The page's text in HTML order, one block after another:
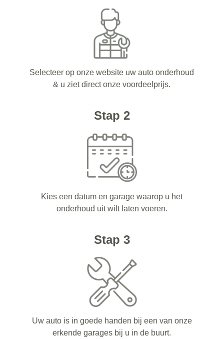
Selecteer op onze website uw auto onderhoud
& u ziet direct onze voordeelprijs.
Stap 2
Kies een datum en garage waarop u het
onderhoud uit wilt laten voeren.
Stap 3
Uw auto is in goede handen bij een van onze
erkende garages bij u in de buurt.